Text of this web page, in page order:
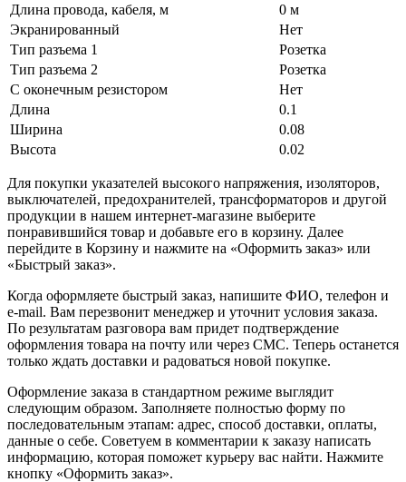
Длина провода, кабеля, м
0 м
Экранированный
Нет
Тип разъема 1
Розетка
Тип разъема 2
Розетка
С оконечным резистором
Нет
Длина
0.1
Ширина
0.08
Высота
0.02
Для покупки указателей высокого напряжения, изоляторов,
выключателей, предохранителей, трансформаторов и другой
продукции в нашем интернет-магазине выберите
понравившийся товар и добавьте его в корзину. Далее
перейдите в Корзину и нажмите на «Оформить заказ» или
«Быстрый заказ».
Когда оформляете быстрый заказ, напишите ФИО, телефон и
e-mail. Вам перезвонит менеджер и уточнит условия заказа.
По результатам разговора вам придет подтверждение
оформления товара на почту или через СМС. Теперь останется
только ждать доставки и радоваться новой покупке.
Оформление заказа в стандартном режиме выглядит
следующим образом. Заполняете полностью форму по
последовательным этапам: адрес, способ доставки, оплаты,
данные о себе. Советуем в комментарии к заказу написать
информацию, которая поможет курьеру вас найти. Нажмите
кнопку «Оформить заказ».